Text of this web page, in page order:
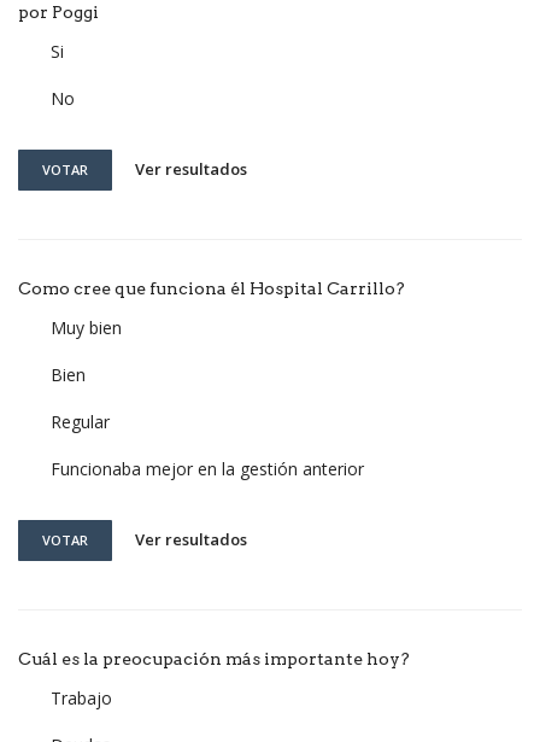
por Poggi
Si
No
VOTAR Ver resultados
Como cree que funciona él Hospital Carrillo?
Muy bien
Bien
Regular
Funcionaba mejor en la gestión anterior
VOTAR Ver resultados
Cuál es la preocupación más importante hoy?
Trabajo